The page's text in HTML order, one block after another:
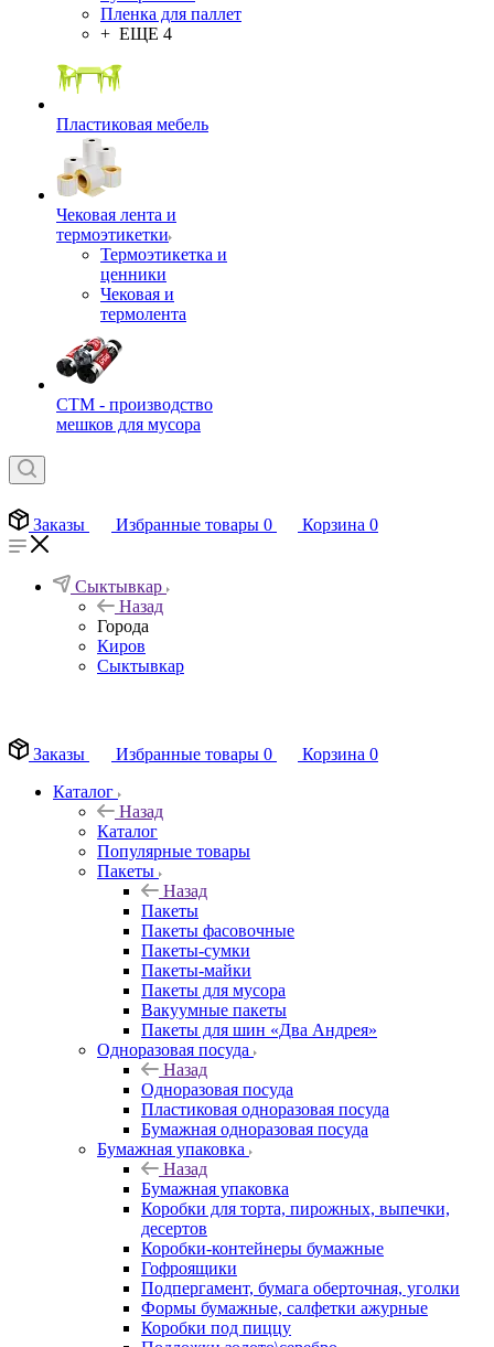
Пленка для паллет
+ ЕЩЕ 4
Пластиковая мебель
Чековая лента и
термоэтикетки
Термоэтикетка и
ценники
Чековая и
термолента
СТМ - производство
мешков для мусора
Заказы Избранные товары 0 Корзина 0
Сыктывкар
Назад
Города
Киров
Сыктывкар
Заказы
Избранные товары 0 Корзина 0
Каталог
Назад
Каталог
Популярные товары
Пакеты
Назад
Пакеты
Пакеты фасовочные
Пакеты-сумки
Пакеты-майки
Пакеты для мусора
Вакуумные пакеты
Пакеты для шин «Два Андрея»
Одноразовая посуда
Назад
Одноразовая посуда
Пластиковая одноразовая посуда
Бумажная одноразовая посуда
Бумажная упаковка
Назад
Бумажная упаковка
Коробки для торта, пирожных, выпечки,
десертов
Коробки-контейнеры бумажные
Гофроящики
Подпергамент, бумага оберточная, уголки
Формы бумажные, салфетки ажурные
Коробки под пиццу